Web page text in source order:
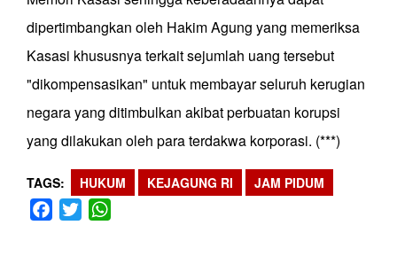
dipertimbangkan oleh Hakim Agung yang memeriksa
Kasasi khususnya terkait sejumlah uang tersebut
"dikompensasikan" untuk membayar seluruh kerugian
negara yang ditimbulkan akibat perbuatan korupsi
yang dilakukan oleh para terdakwa korporasi. (***)
TAGS HUKUM KEJAGUNG RI JAM PIDUM
Facebook
Twitter